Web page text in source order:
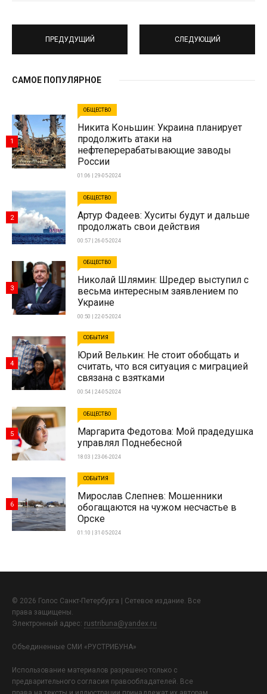
ПРЕДУДУЩИЙ СЛЕДУЮЩИЙ
САМОЕ ПОПУЛЯРНОЕ
ОБЩЕСТВО
Никита Коньшин: Украина планирует
продолжить атаки на
нефтеперерабатывающие заводы
России
01:06 | 29-05-2024
1
ОБЩЕСТВО
Артур Фадеев: Хуситы будут и дальше
продолжать свои действия
00:57 | 26-05-2024
2
ОБЩЕСТВО
Николай Шлямин: Шредер выступил с
весьма интересным заявлением по
Украине
00:50 | 22-05-2024
3
СОБЫТИЯ
Юрий Велькин: Не стоит обобщать и
считать, что вся ситуация с миграцией
связана с взятками
00:54 | 24-05-2024
4
ОБЩЕСТВО
Маргарита Федотова: Мой прадедушка
управлял Поднебесной
18:03 | 23-06-2024
5
СОБЫТИЯ
Мирослав Слепнев: Мошенники
обогащаются на чужом несчастье в
Орске
01:10 | 31-05-2024
6
© 2026 Голос Санкт-Петербурга | Сетевое издание. Все
права защищены.
Электронный адрес: rustribuna@yandex.ru
Объединенные СМИ «РУСТРИБУНА»
Использование материалов разрешено только с
предварительного согласия правообладателей. Все